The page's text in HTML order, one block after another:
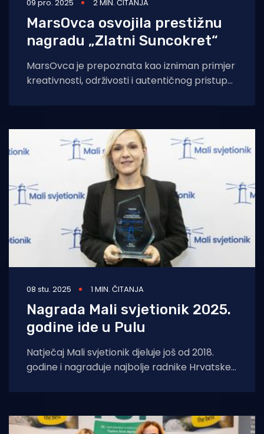
09 pro. 2025 2 MIN. ČITANJA
MarsOvca osvojila prestižnu
nagradu „Zlatni Suncokret“
MarsOvca je prepoznata kao izniman primjer
kreativnosti, održivosti i autentičnog pristupa
svečano je proglašen dobitnikom
08 stu. 2025 1 MIN. ČITANJA
Nagrada Mali svjetionik 2025.
godine ide u Pulu
Natječaj Mali svjetionik djeluje još od 2018.
godine i nagrađuje najbolje radnike Hrvatske.